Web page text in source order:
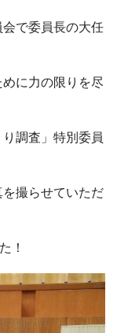
で委員長の大任
に力の限りを尽
調査」特別委員
撮らせていただ
！